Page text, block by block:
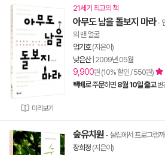
미리보기
21세기 최고의 책
아무도 남을 돌보지 마라-
의 맨 얼굴
엄기호(지은이)
낮은산| 2009년 05월
9,900원 (10% 할인 / 550원)
택배로 주문하면 8월 10일 출고 변
숲유치원 - 설립에서 프로그램까
장희정 (지은이)